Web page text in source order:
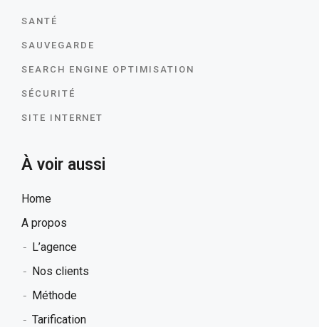
SANTÉ
SAUVEGARDE
SEARCH ENGINE OPTIMISATION
SÉCURITÉ
SITE INTERNET
À voir aussi
Home
A propos
L’agence
Nos clients
Méthode
Tarification